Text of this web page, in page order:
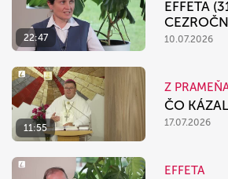
22:47
EFFETA
10.07.2026
11:55
Z
ČO
17.07.2026
EFFETA